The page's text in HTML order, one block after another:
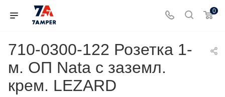
0
710-0300-122 Розетка 1-
м. ОП Nata с заземл.
крем. LEZARD